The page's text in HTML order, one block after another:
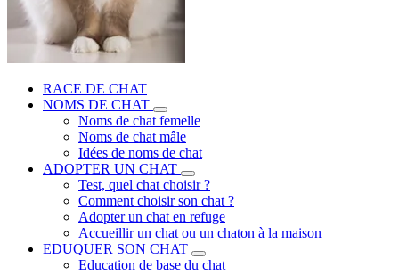
RACE DE CHAT
NOMS DE CHAT
Noms de chat femelle
Noms de chat mâle
Idées de noms de chat
ADOPTER UN CHAT
Test, quel chat choisir ?
Comment choisir son chat ?
Adopter un chat en refuge
Accueillir un chat ou un chaton à la maison
EDUQUER SON CHAT
Education de base du chat